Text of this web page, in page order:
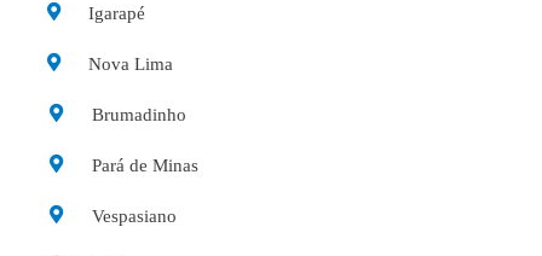
Igarapé
Nova Lima
Brumadinho
Pará de Minas
Vespasiano